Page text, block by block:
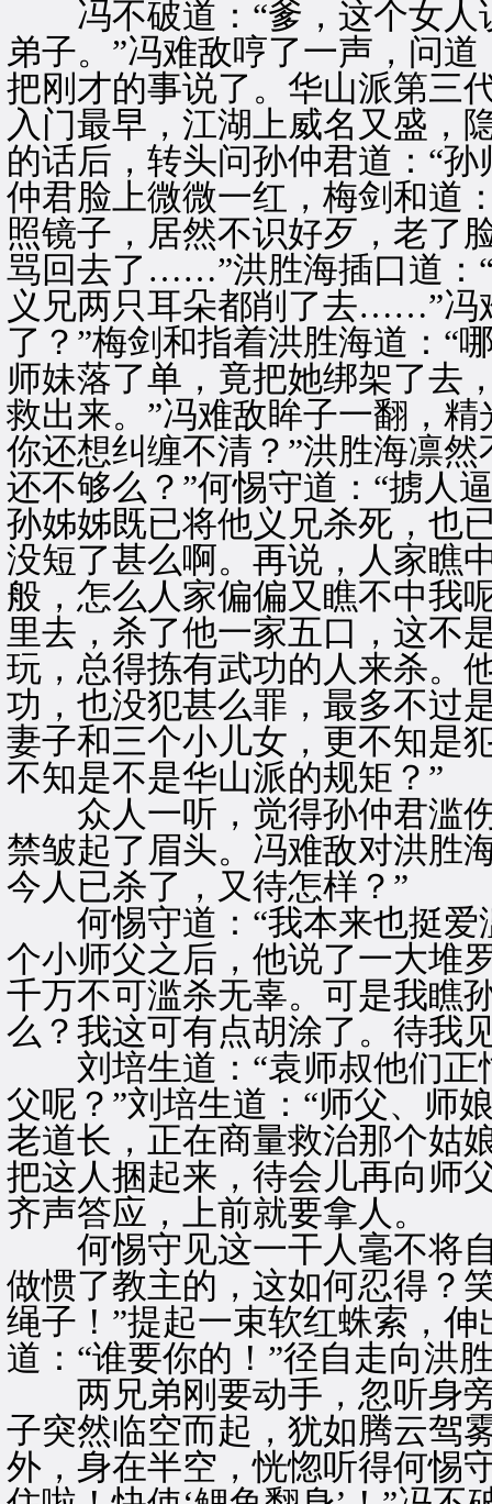
冯不破道：“爹，这个女人
弟子。”冯难敌哼了一声，问
把刚才的事说了。华山派第三
入门最早，江湖上威名又盛，
的话后，转头问孙仲君道：“
仲君脸上微微一红，梅剑和道
照镜子，居然不识好歹，老了
骂回去了……”洪胜海插口道：
义兄两只耳朵都削了去……”冯
了？”梅剑和指着洪胜海道：“
师妹落了单，竟把她绑架了去
救出来。”冯难敌眸子一翻，
你还想纠缠不清？”洪胜海凛
还不够么？”何惕守道：“掳人
孙姊姊既已将他义兄杀死，也
没短了甚么啊。再说，人家瞧
般，怎么人家偏偏又瞧不中我
里去，杀了他一家五口，这不
玩，总得拣有武功的人来杀。
功，也没犯甚么罪，最多不过
妻子和三个小儿女，更不知是
不知是不是华山派的规矩？”
众人一听，觉得孙仲君滥伤
禁皱起了眉头。冯难敌对洪胜
今人已杀了，又待怎样？”
何惕守道：“我本来也挺爱
个小师父之后，他说了一大堆
千万不可滥杀无辜。可是我瞧
么？我这可有点胡涂了。待我
刘培生道：“袁师叔他们正
父呢？”刘培生道：“师父、师
老道长，正在商量救治那个姑
把这人捆起来，待会儿再向师
齐声答应，上前就要拿人。
何惕守见这一干人毫不将自
做惯了教主的，这如何忍得？
绳子！”提起一束软红蛛索，
道：“谁要你的！”径自走向洪
两兄弟刚要动手，忽听身旁
子突然临空而起，犹如腾云驾
外，身在半空，恍惚听得何惕